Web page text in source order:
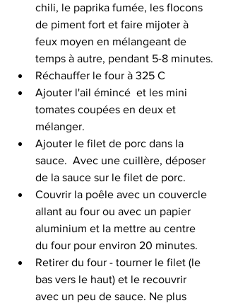
chili, le paprika fumée, les flocons
de piment fort et faire mijoter à
feux moyen en mélangeant de
temps à autre, pendant 5-8 minutes.
Réchauffer le four à 325 C
Ajouter l'ail émincé  et les mini
tomates coupées en deux et
mélanger.
Ajouter le filet de porc dans la
sauce.  Avec une cuillère, déposer
de la sauce sur le filet de porc.
Couvrir la poêle avec un couvercle
allant au four ou avec un papier
aluminium et la mettre au centre
du four pour environ 20 minutes.
Retirer du four - tourner le filet (le
bas vers le haut) et le recouvrir
avec un peu de sauce. Ne plus